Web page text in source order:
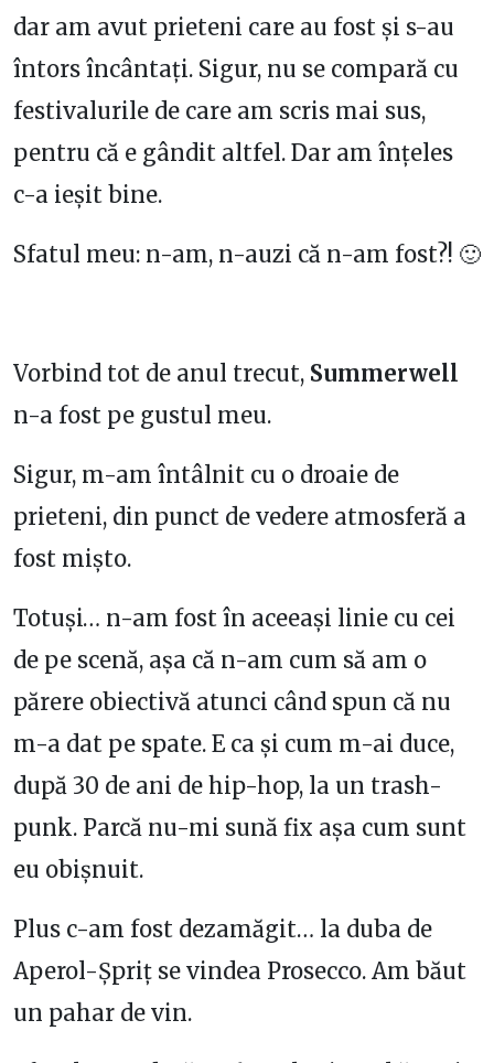
dar am avut prieteni care au fost și s-au
întors încântați. Sigur, nu se compară cu
festivalurile de care am scris mai sus,
pentru că e gândit altfel. Dar am înțeles
c-a ieșit bine.
Sfatul meu: n-am, n-auzi că n-am fost?! 🙂
Vorbind tot de anul trecut, Summerwell
n-a fost pe gustul meu.
Sigur, m-am întâlnit cu o droaie de
prieteni, din punct de vedere atmosferă a
fost mișto.
Totuși… n-am fost în aceeași linie cu cei
de pe scenă, așa că n-am cum să am o
părere obiectivă atunci când spun că nu
m-a dat pe spate. E ca și cum m-ai duce,
după 30 de ani de hip-hop, la un trash-
punk. Parcă nu-mi sună fix așa cum sunt
eu obișnuit.
Plus c-am fost dezamăgit… la duba de
Aperol-Șpriț se vindea Prosecco. Am băut
un pahar de vin.